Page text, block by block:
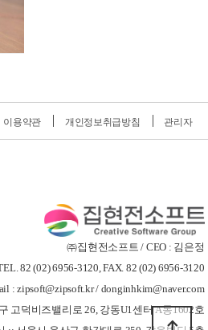
이용약관 개인정보취급방침 관리자
㈜집현전소프트 / CEO : 김은정
82 (02) 6956-3120, FAX. 82 (02) 6956-3120
: zipsoft@zipsoft.kr / donginhkim@naver.com
고덕비즈밸리로 26, 강동U1센터 A동1602호